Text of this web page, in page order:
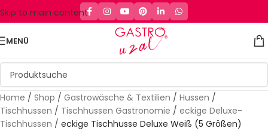
Skip to main content
MENÜ
Home / Shop / Gastrowäsche & Textilien / Hussen /
Tischhussen / Tischhussen Gastronomie / eckige Deluxe-
Tischhussen / eckige Tischhusse Deluxe Weiß (5 Größen)